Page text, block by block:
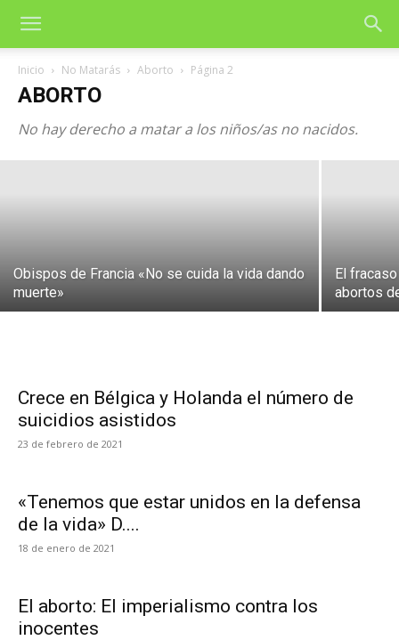
Inicio No Matarás Aborto Página 2
ABORTO
No hay derecho a matar a los niños/as no nacidos.
El Poder Delegado: Entre la Promesa y la
Traición
3 de febrero de 2026
Obispos de Francia «No se cuida la vida dando
muerte»
El
abortos
Crece en Bélgica y Holanda el número de
suicidios asistidos
23 de febrero de 2021
«Tenemos que estar unidos en la defensa
de la vida» D....
18 de enero de 2021
El aborto: El imperialismo contra los
inocentes